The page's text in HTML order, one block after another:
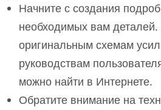
Начните с создания
необходимых вам деталей.
оригинальным схемам
руководствам
можно найти в Интернете.
Обратите внимание на